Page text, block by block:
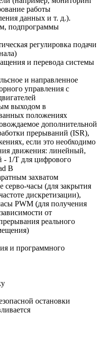
работы
данных и т. д.).
подпрограммы
регулировка подачи
и перевода системы
и направленное
управления с
выходом в
положениях
дополнительной
прерываний (ISR),
если это необходимо
движения: линейный,
- 1/T для цифрового
B
захватом
серво-часы (для закрытия
дискретизации),
PWM (для получения
от
реального
и программного
остановки